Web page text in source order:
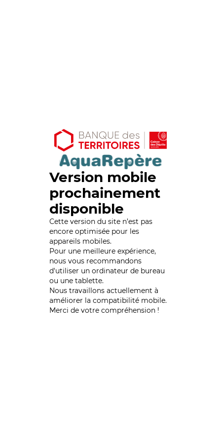
Version mobile
prochainement
disponible
Cette version du site n’est pas
encore optimisée pour les
appareils mobiles.
Pour une meilleure expérience,
nous vous recommandons
d'utiliser un ordinateur de bureau
ou une tablette.
Nous travaillons actuellement à
améliorer la compatibilité mobile.
Merci de votre compréhension !